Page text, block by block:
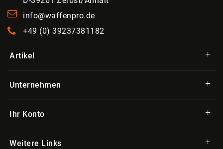
info@waffenpro.de
+49 (0) 39237381182
Artikel
Unternehmen
Ihr Konto
Weitere Links